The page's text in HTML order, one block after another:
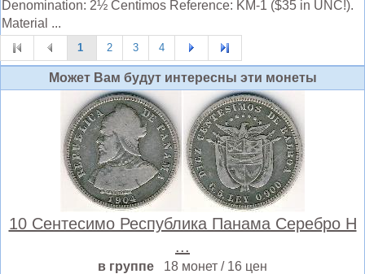
Denomination: 2½ Centimos Reference: KM-1 ($35 in UNC!).
Material ...
1 2 3 4
Может Вам будут интересны эти монеты
10 Сентесимо Республика Панама Серебро Н
...
в группе 18 монет / 16 цен